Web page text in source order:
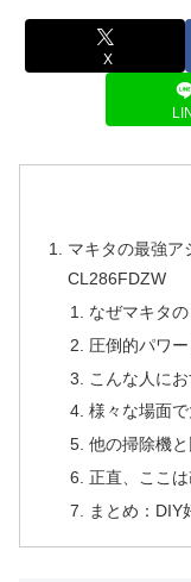
X
マキタの最強ア
CL286FDZW
なぜマキタ
圧倒的パワ
こんな人に
様々な場面
他の掃除機
正直、ここ
まとめ：DIY